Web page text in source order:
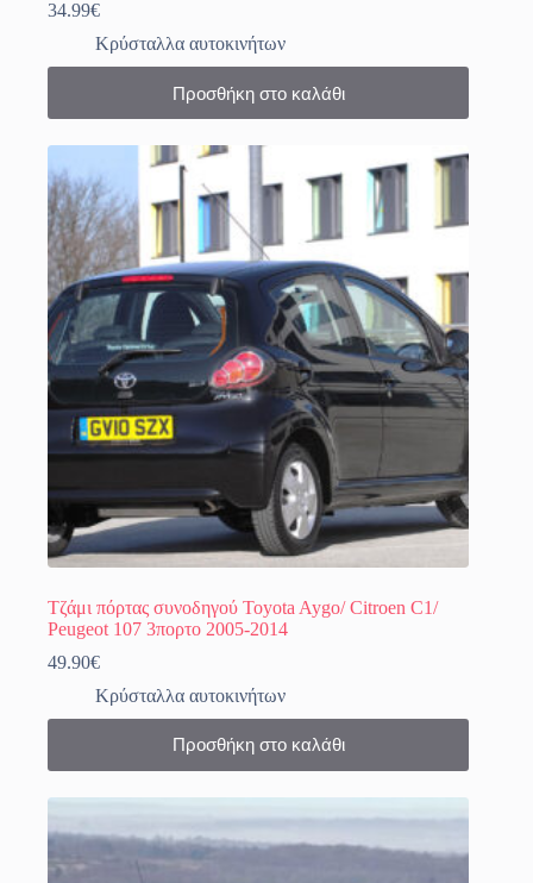
34.99€
Κρύσταλλα αυτοκινήτων
Προσθήκη στο καλάθι
Τζάμι πόρτας συνοδηγού Toyota Aygo/ Citroen C1/
Peugeot 107 3πορτο 2005-2014
49.90€
Κρύσταλλα αυτοκινήτων
Προσθήκη στο καλάθι